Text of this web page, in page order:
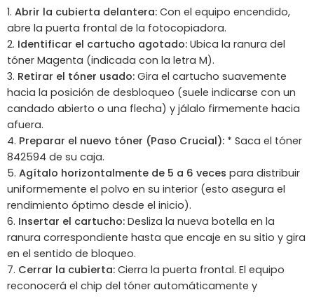
Abrir la cubierta delantera: Con el equipo encendido,
abre la puerta frontal de la fotocopiadora.
Identificar el cartucho agotado: Ubica la ranura del
tóner Magenta (indicada con la letra M).
Retirar el tóner usado: Gira el cartucho suavemente
hacia la posición de desbloqueo (suele indicarse con un
candado abierto o una flecha) y jálalo firmemente hacia
afuera.
Preparar el nuevo tóner (Paso Crucial): * Saca el tóner
842594 de su caja.
Agítalo horizontalmente de 5 a 6 veces para distribuir
uniformemente el polvo en su interior (esto asegura el
rendimiento óptimo desde el inicio).
Insertar el cartucho: Desliza la nueva botella en la
ranura correspondiente hasta que encaje en su sitio y gira
en el sentido de bloqueo.
Cerrar la cubierta: Cierra la puerta frontal. El equipo
reconocerá el chip del tóner automáticamente y